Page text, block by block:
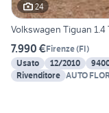
24
Volkswagen Tiguan
7.990 €Firenze(FI)
Usato
12/2010
Rivenditore AUTO